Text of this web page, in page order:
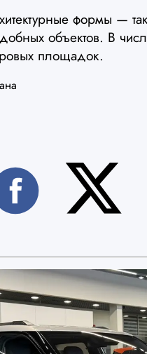
формы —
объектов. В
площадок.